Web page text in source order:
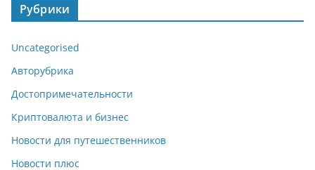
Рубрики
Uncategorised
Авторубрика
Достопримечательности
Криптовалюта и бизнес
Новости для путешественников
Новости плюс